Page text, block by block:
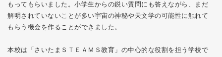
もってもらいました。小学生からの鋭い質問にも答えながら、まだ
解明されていないことが多い宇宙の神秘や天文学の可能性に触れて
もらう機会を作ることができました。
本校は「さいたまＳＴＥＡＭＳ教育」の中心的な役割を担う学校で